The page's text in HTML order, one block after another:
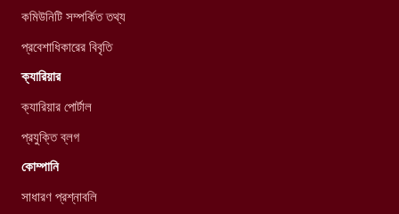
কমিউনিটি সম্পর্কিত তথ্য
প্রবেশাধিকারের বিবৃতি
ক্যারিয়ার
ক্যারিয়ার পোর্টাল
প্রযুক্তি ব্লগ
কোম্পানি
সাধারণ প্রশ্নাবলি